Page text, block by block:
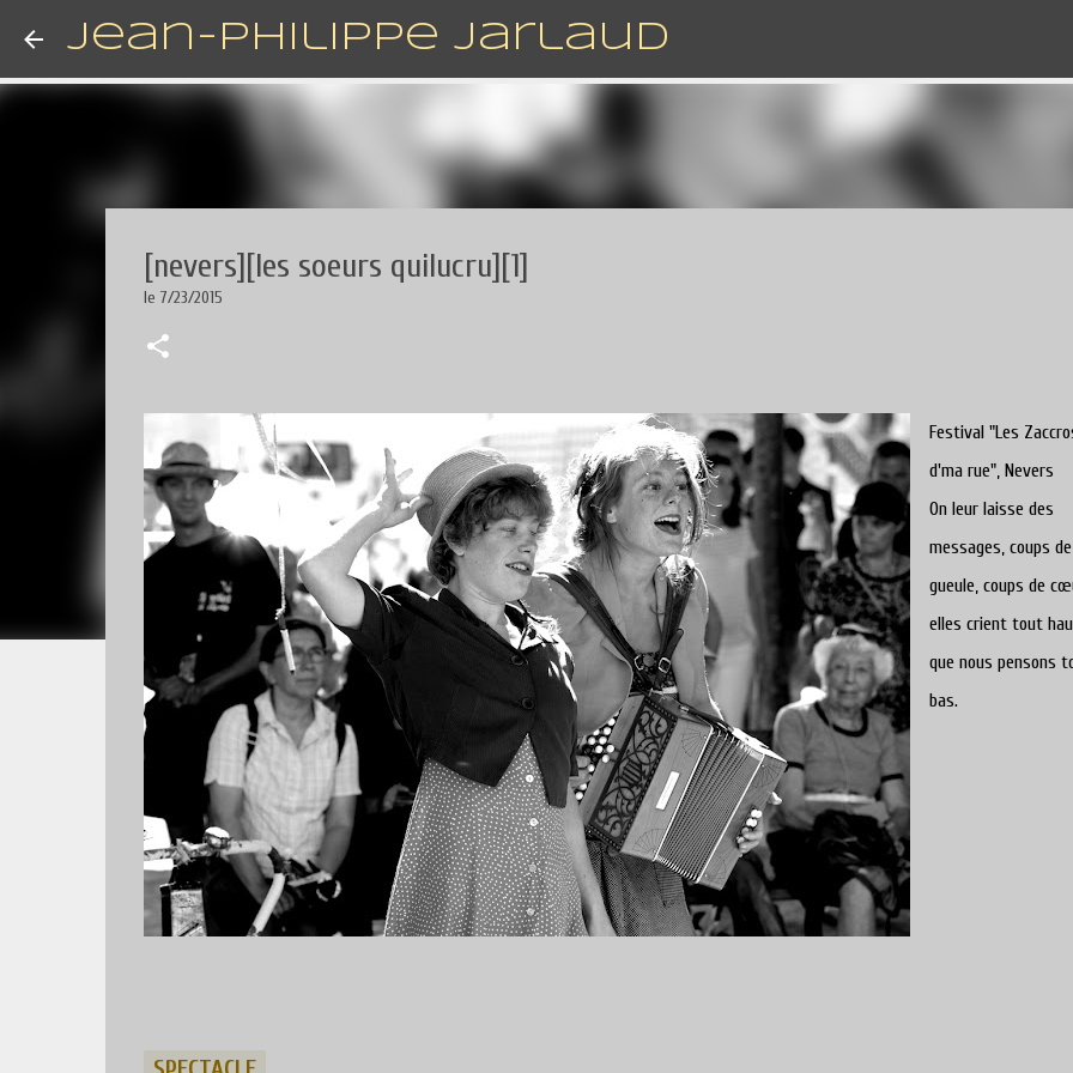
Jean-Philippe Jarlaud
[nevers][les soeurs quilucru][1]
le 7/23/2015
Festival "Les
d'ma rue", Nevers
On leur laisse des
messages, coups de
gueule, coups de
elles crient tout
que nous pensons
bas.